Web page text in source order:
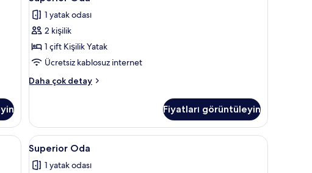
detay
Oda
için
tüm
fotoğrafları
görün
1 yatak odası
2 kişilik
1 çift Kişilik Yatak
Ücretsiz kablosuz internet
Daha çok detay
Superior
fazla
detay
Fiyatları görüntüleyin
ses yalıtımı, ütü/ütü masası
Superior
Oda
için
Kaliteli yatak takımı, odada kasa, ses
1
Superior Oda
1 yatak odası